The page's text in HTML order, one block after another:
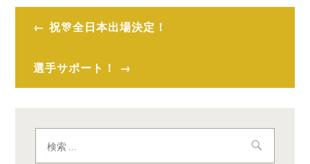
投
ナ
ビ
ゲ
祝🎊全日本出場決定！
選手サポート！
索: